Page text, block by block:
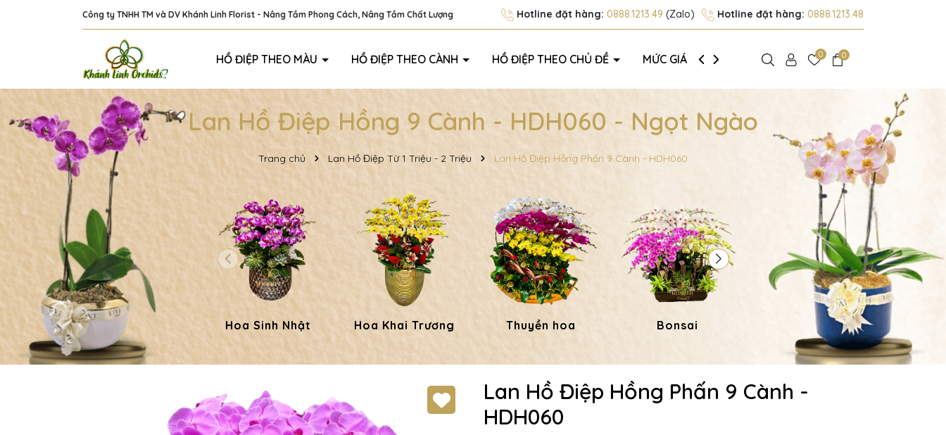
Công ty TNHH TM và DV Khánh Linh Florist - Nâng Tầm Phong Cách, Nâng Tầm Chất Lượng Hotline đặt hàng: 0888.1213.49 (Zalo) Hotline đặt hàng: 0888.1213.48
HỒ ĐIỆP THEO MÀU HỒ ĐIỆP THEO CÀNH HỒ ĐIỆP THEO CHỦ ĐỀ MỨC GIÁ GIỚI THIỆU 0 0
Lan Hồ Điệp Hồng 9 Cành - HDH060 - Ngọt Ngào
Trang chủ Lan Hồ Điệp Từ 1 Triệu - 2 Triệu Lan Hồ Điệp Hồng Phấn 9 Cành - HDH060
Hoa Sinh Nhật Hoa Khai Trương Thuyền hoa Bonsai Hoa Dâng Phật
Lan Hồ Điệp Hồng Phấn 9 Cành -
HDH060